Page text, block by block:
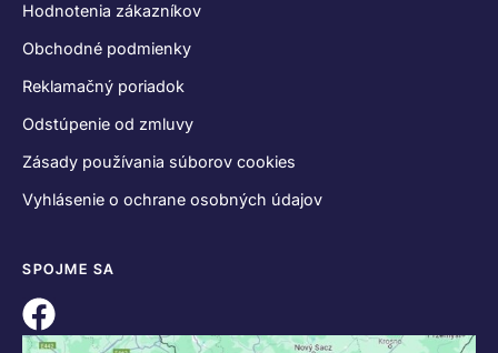
Hodnotenia zákazníkov
Obchodné podmienky
Reklamačný poriadok
Odstúpenie od zmluvy
Zásady používania súborov cookies
Vyhlásenie o ochrane osobných údajov
SPOJME SA